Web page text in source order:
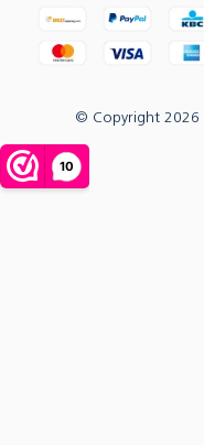
© Copyright 2026